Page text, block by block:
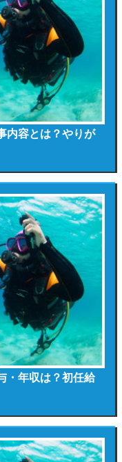
内容とは？やりが
・年収は？初任給